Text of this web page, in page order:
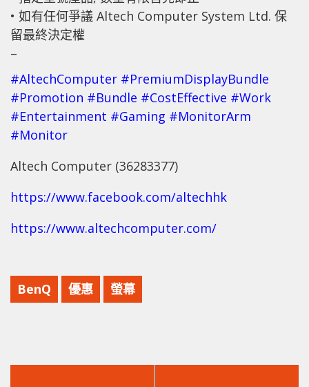
• 如有任何爭議 Altech Computer System Ltd. 保
留最終決定權
–
#AltechComputer #PremiumDisplayBundle
#Promotion #Bundle #CostEffective #Work
#Entertainment #Gaming #MonitorArm
#Monitor
Altech Computer (36283377)
https://www.facebook.com/altechhk
https://www.altechcomputer.com/
BenQ 優惠 螢幕